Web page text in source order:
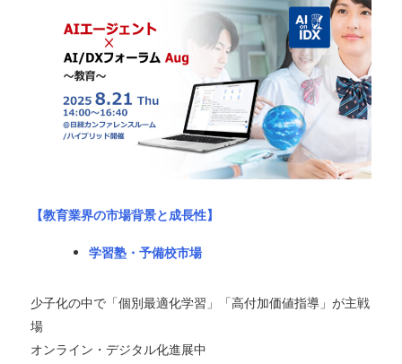
【教育業界の市場背景と成長性】
学習塾・予備校市場
少子化の中で「個別最適化学習」「高付加価値指導」が主戦
場
オンライン・デジタル化進展中